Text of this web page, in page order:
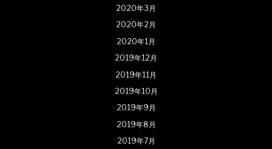
2020年3月
2020年2月
2020年1月
2019年12月
2019年11月
2019年10月
2019年9月
2019年8月
2019年7月